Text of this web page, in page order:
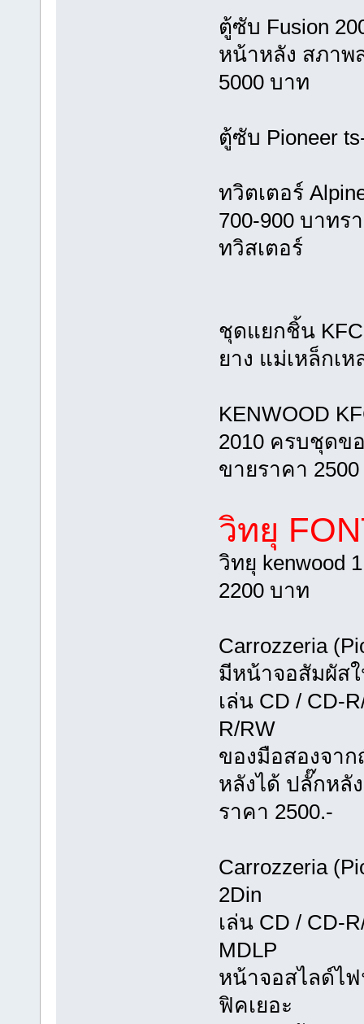
ตู้ซับ Fusion
หน้าหลัง สภาพ
5000 บาท
ตู้ซับ Pioneer
ทวิตเตอร์
700-900 บาท
ทวิสเตอร์
ชุดแยกชิ้น
ยาง แม่เหล็กเ
KENWOOD
2010 ครบชุดข
ขายราคา
วิทยุ
วิทยุ kenwood
2200 บาท
Carrozzeria
มีหน้าจอสัมผัส
เล่น CD / CD-
R/RW
ของมือสองจา
หลังได้ ปลั๊กหลั
ราคา 2500.-
Carrozzeria
2Din
เล่น CD / CD-
MDLP
หน้าจอสไลด์ไ
ฟิคเยอะ